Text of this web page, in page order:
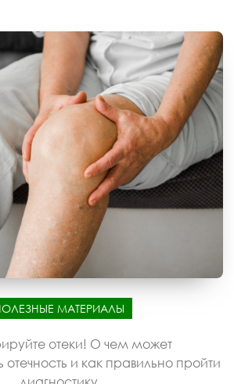
МАТЕРИАЛЫ
отеки! О чем может
отечность и как правильно пройти